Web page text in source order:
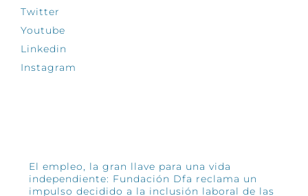
Twitter
Youtube
Linkedin
Instagram
El empleo, la gran llave para una vida
independiente: Fundación Dfa reclama un
impulso decidido a la inclusión laboral de las